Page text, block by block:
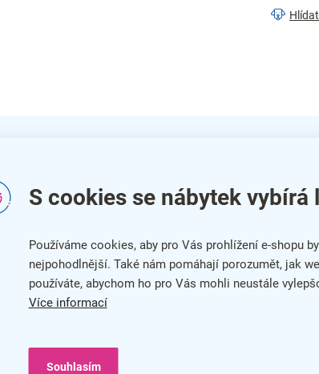
S cookies se nábytek vybírá
Používáme cookies, aby pro Vás prohlížení e-shopu
nejpohodlnější. Také nám pomáhají porozumět, jak
používáte, abychom ho pro Vás mohli neustále
Více informací
Souhlasím
Hlídat